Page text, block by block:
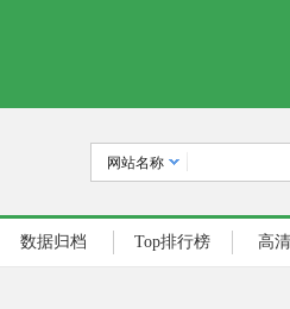
网站名称
数据归档 Top排行榜 高